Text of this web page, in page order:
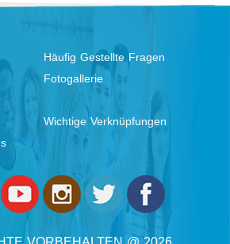
Häufig Gestellte Fragen
Fotogallerie
Wichtige Verknüpfungen